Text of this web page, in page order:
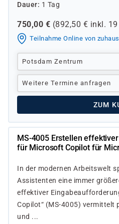
Dauer
1 Tag
750,00 € (892,50 € inkl. 19
Teilnahme Online von
Potsdam Zentrum
Weitere Termine anfragen
ZUM
MS-4005 Erstellen
für Microsoft Copilot für
In der modernen Arbeitswelt
Assistenten eine immer
effektiver
Copilot“ (MS-4005) vermittelt
und ...